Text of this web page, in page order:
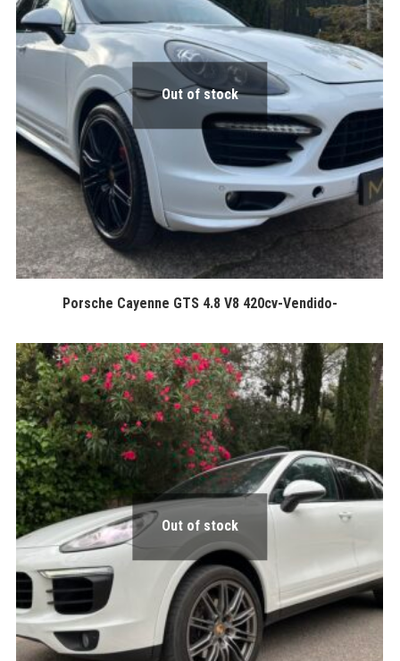
Out of stock
Porsche Cayenne GTS 4.8 V8 420cv-Vendido-
Out of stock